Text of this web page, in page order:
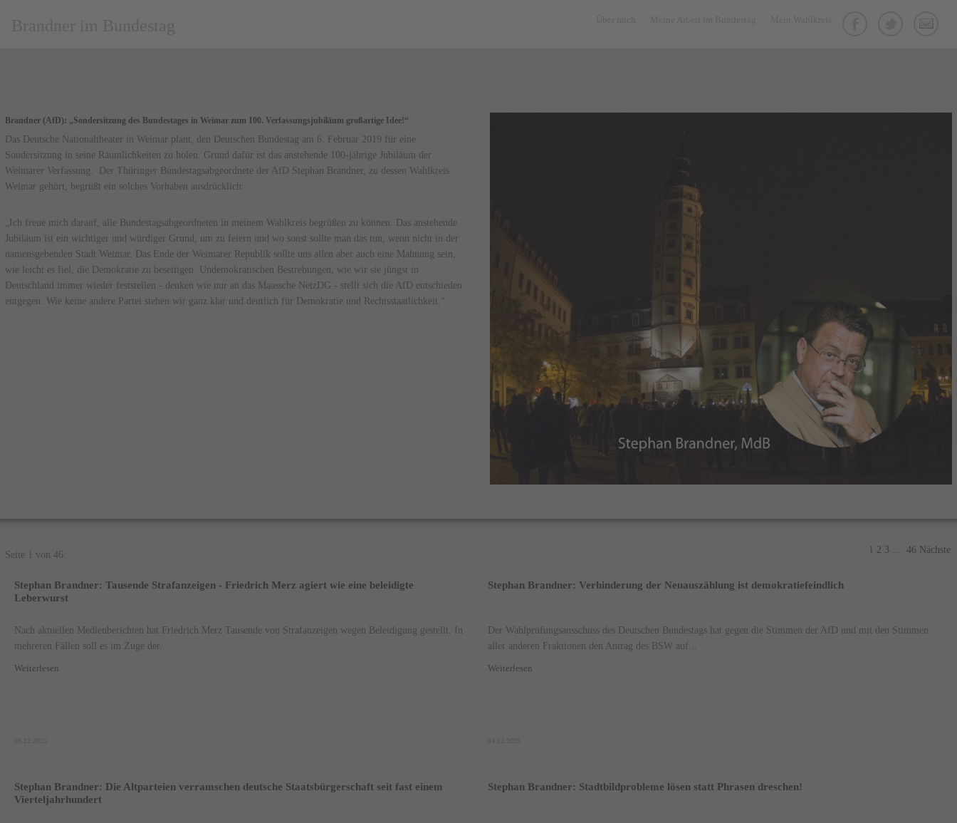
Brandner (AfD): „Sondersitzung des Bundestages in Weimar zum 100. Verfassungsjubiläum großartige Idee!“
Das Deutsche Nationaltheater in Weimar plant, den Deutschen Bundestag am 6. Februar 2019 für eine
Sondersitzung in seine Räumlichkeiten zu holen. Grund dafür ist das anstehende 100-jährige Jubiläum der
Weimarer Verfassung. Der Thüringer Bundestagsabgeordnete der AfD Stephan Brandner, zu dessen Wahlkreis
Weimar gehört, begrüßt ein solches Vorhaben ausdrücklich:
„Ich freue mich darauf, alle Bundestagsabgeordneten in meinem Wahlkreis begrüßen zu können. Das anstehende
Jubiläum ist ein wichtiger und würdiger Grund, um zu feiern und wo sonst sollte man das tun, wenn nicht in der
namensgebenden Stadt Weimar. Das Ende der Weimarer Republik sollte uns allen aber auch eine Mahnung sein,
wie leicht es fiel, die Demokratie zu beseitigen. Undemokratischen Bestrebungen, wie wir sie jüngst in
Deutschland immer wieder feststellen - denken wie nur an das Maassche NetzDG - stellt sich die AfD entschieden
entgegen. Wie keine andere Partei stehen wir ganz klar und deutlich für Demokratie und Rechtsstaatlichkeit.“
Seite 1 von 46. 1 2 3 46 Nächste
Stephan Brandner: Tausende Strafanzeigen - Friedrich Merz agiert wie eine beleidigte
Leberwurst
Nach aktuellen Medienberichten hat Friedrich Merz Tausende von Strafanzeigen wegen Beleidigung gestellt. In
mehreren Fällen soll es im Zuge der...
Weiterlesen
Stephan Brandner: Verhinderung der Neuauszählung ist demokratiefeindlich
Der Wahlprüfungsausschuss des Deutschen Bundestags hat gegen die Stimmen der AfD und mit den Stimmen
aller anderen Fraktionen den Antrag des BSW auf...
Weiterlesen
04.12.2025
Stephan Brandner: Die Altparteien verramschen deutsche Staatsbürgerschaft seit fast einem
Vierteljahrhundert
Stephan Brandner: Stadtbildprobleme lösen statt Phrasen dreschen!